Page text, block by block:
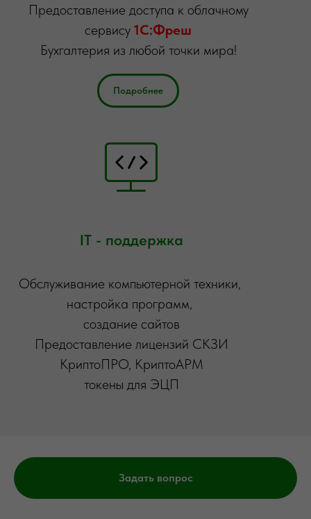
Предоставление доступа к облачному
сервису1С:Фреш
Бухгалтерия из любой точки мира!
Подробнее
IT - поддержка
Обслуживание компьютерной техники,
настройка программ,
создание сайтов
Предоставление лицензий СКЗИ
КриптоПРО, КриптоАРМ
токены для ЭЦП
Задать вопрос